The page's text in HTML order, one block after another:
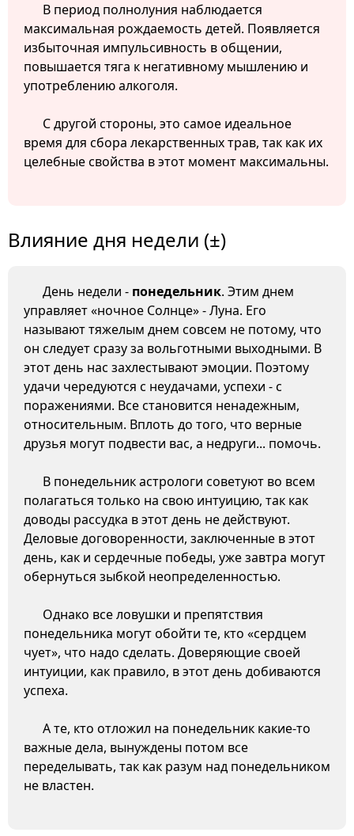
В период полнолуния наблюдается
максимальная рождаемость детей. Появляется
избыточная импульсивность в общении,
повышается тяга к негативному мышлению и
употреблению алкоголя.
С другой стороны, это самое идеальное
время для сбора лекарственных трав, так как их
целебные свойства в этот момент максимальны.
Влияние дня недели (±)
День недели - понедельник. Этим днем
управляет «ночное Солнце» - Луна. Его
называют тяжелым днем совсем не потому, что
он следует сразу за вольготными выходными. В
этот день нас захлестывают эмоции. Поэтому
удачи чередуются с неудачами, успехи - с
поражениями. Все становится ненадежным,
относительным. Вплоть до того, что верные
друзья могут подвести вас, а недруги... помочь.
В понедельник астрологи советуют во всем
полагаться только на свою интуицию, так как
доводы рассудка в этот день не действуют.
Деловые договоренности, заключенные в этот
день, как и сердечные победы, уже завтра могут
обернуться зыбкой неопределенностью.
Однако все ловушки и препятствия
понедельника могут обойти те, кто «сердцем
чует», что надо сделать. Доверяющие своей
интуиции, как правило, в этот день добиваются
успеха.
А те, кто отложил на понедельник какие-то
важные дела, вынуждены потом все
переделывать, так как разум над понедельником
не властен.